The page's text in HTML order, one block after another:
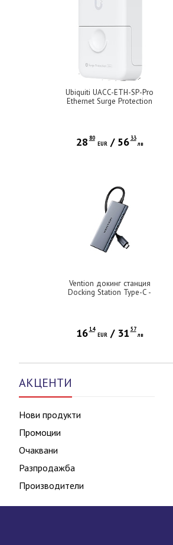
Ubiquiti UACC-ETH-SP-Pro
Ethernet Surge Protection
28 80
EUR/ 56 33
лв
Vention докинг станция
Docking Station Type-C -
16 14
EUR/ 31 57
лв
АКЦЕНТИ
Нови продукти
Промоции
Очаквани
Разпродажба
Производители